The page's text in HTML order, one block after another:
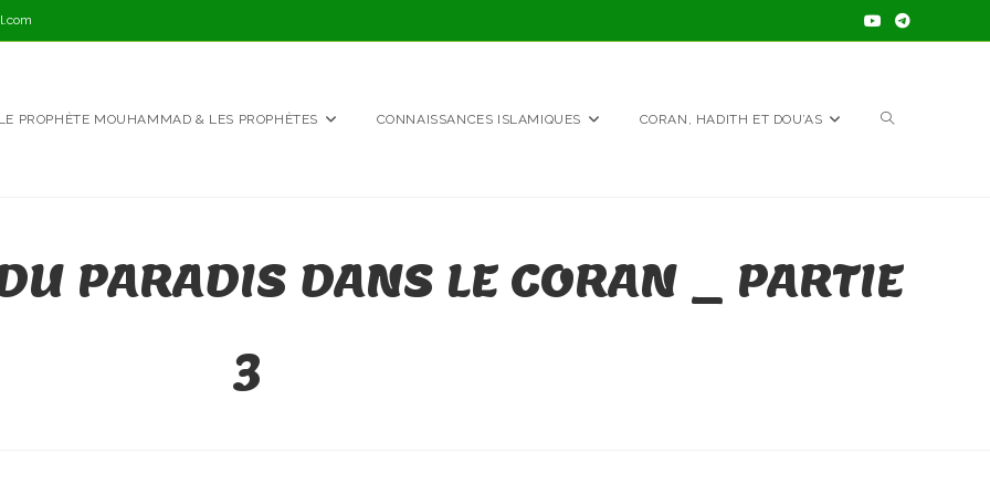
LE PROPHÈTE MOUHAMMAD & LES PROPHÈTES CONNAISSANCES ISLAMIQUES CORAN, HADITH ET DOU’AS TOGGLE
PARADIS DANS LE CORAN _ PARTIE
3